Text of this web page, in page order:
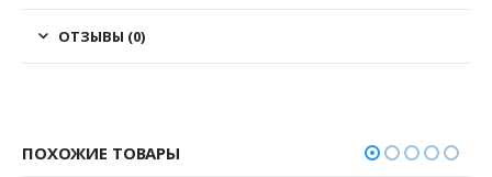
ОТЗЫВЫ (0)
ПОХОЖИЕ ТОВАРЫ